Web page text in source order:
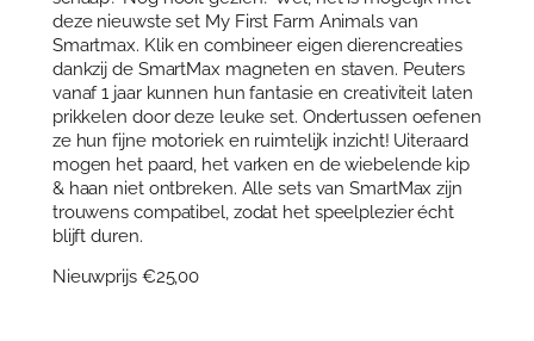
a
r
m
a
n
i
m
a
l
s
a
deze nieuwste set My First Farm Animals van
Smartmax. Klik en combineer eigen dierencreaties
dankzij de SmartMax magneten en staven. Peuters
vanaf 1 jaar kunnen hun fantasie en creativiteit laten
prikkelen door deze leuke set. Ondertussen oefenen
ze hun fijne motoriek en ruimtelijk inzicht! Uiteraard
mogen het paard, het varken en de wiebelende kip
& haan niet ontbreken. Alle sets van SmartMax zijn
trouwens compatibel, zodat het speelplezier écht
blijft duren.
Nieuwprijs €25,00